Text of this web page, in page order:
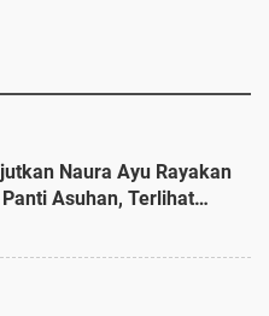
Naura Ayu Rayakan
Asuhan, Terlihat
Cokelat